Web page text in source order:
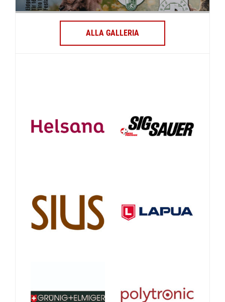
ALLA GALLERIA